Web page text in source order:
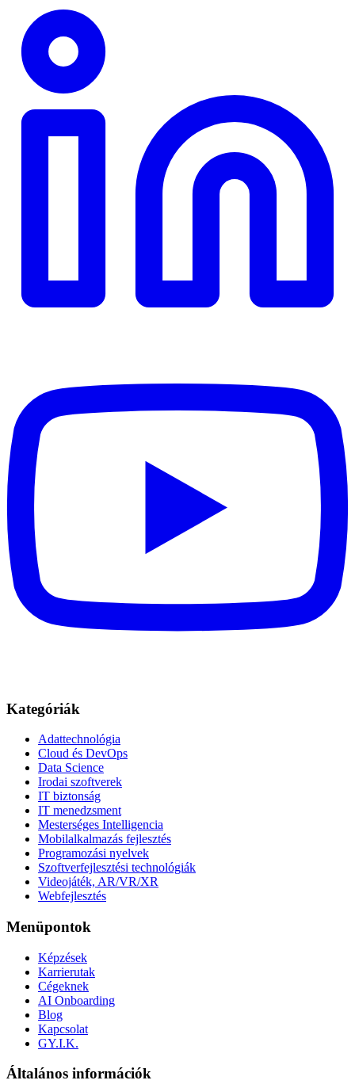
Kategóriák
Adattechnológia
Cloud és DevOps
Data Science
Irodai szoftverek
IT biztonság
IT menedzsment
Mesterséges Intelligencia
Mobilalkalmazás fejlesztés
Programozási nyelvek
Szoftverfejlesztési technológiák
Videojáték, AR/VR/XR
Webfejlesztés
Menüpontok
Képzések
Karrierutak
Cégeknek
AI Onboarding
Blog
Kapcsolat
GY.I.K.
Általános információk